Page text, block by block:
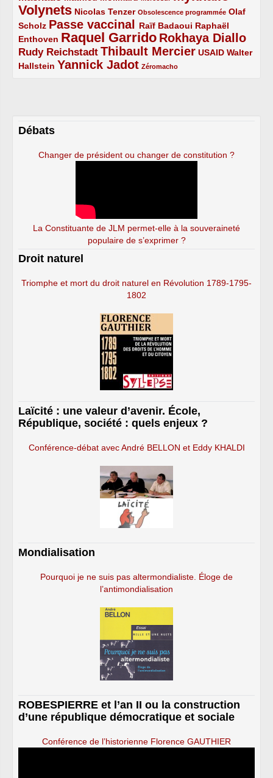
Volynets
5/5 Nicolas Tenzer
2/5 Obsolescence programmée
1/5
Olaf
Scholz
2/5 Passe vaccinal
4/5 Raïf Badaoui
2/5
Raphaël
Enthoven
2/5 Raquel Garrido
5/5 Rokhaya Diallo
4/5
Rudy Reichstadt
3/5 Thibault Mercier
4/5 USAID
2/5
Walter
Hallstein
2/5 Yannick Jadot
4/5 Zéromacho
1/5
Débats
Changer de président ou changer de constitution ?
La Constituante de JLM permet-elle à la souveraineté
populaire de s’exprimer ?
Droit naturel
Triomphe et mort du droit naturel en Révolution 1789-1795-
1802
Laïcité : une valeur d’avenir. École,
République, société : quels enjeux ?
Conférence-débat avec André BELLON et Eddy KHALDI
Mondialisation
Pourquoi je ne suis pas altermondialiste. Éloge de
l’antimondialisation
ROBESPIERRE et l’an II ou la construction
d’une république démocratique et sociale
Conférence de l’historienne Florence GAUTHIER